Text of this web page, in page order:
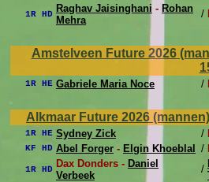
1R HD Raghav Jaisinghani - Rohan
Mehra
/
Amstelveen Future 2026
1R HE Gabriele Maria Noce /
Alkmaar Future 2026
1R HE Sydney Zick /
KF HD Abel Forger - Elgin Khoeblal /
1R HD Dax Donders - Daniel
Verbeek
/